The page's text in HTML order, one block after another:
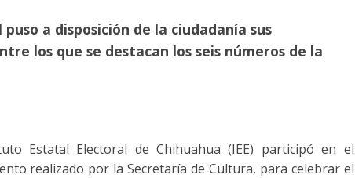
a disposición de la ciudadanía sus
los que se destacan los seis números de la
Estatal Electoral de Chihuahua (IEE) participó en el
realizado por la Secretaría de Cultura, para celebrar el